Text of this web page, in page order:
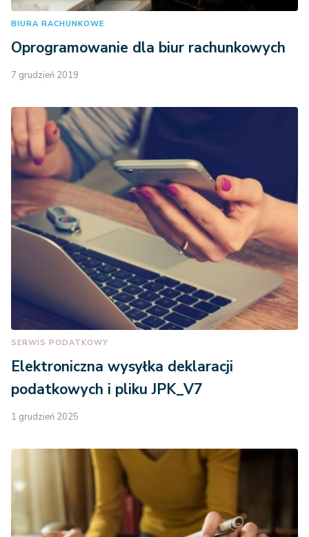
BIURA RACHUNKOWE
Oprogramowanie dla biur rachunkowych
7 grudzień 2019
SERWIS PODATKOWY
Elektroniczna wysyłka deklaracji
podatkowych i pliku JPK_V7
1 grudzień 2025